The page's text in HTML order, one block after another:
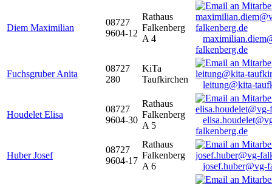
Diem Maximilian
08727
9604-12
Rathaus
Falkenberg
A 4
falkenberg.de
Fuchsgruber Anita
08727
280
KiTa
Taufkirchen
leitung@kita-
Houdelet Elisa
08727
9604-30
Rathaus
Falkenberg
A 5
falkenberg.de
Huber Josef
08727
9604-17
Rathaus
Falkenberg
A 6
josef.huber@vg-